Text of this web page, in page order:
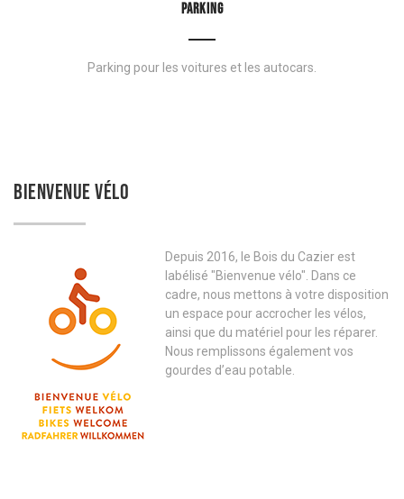
PARKING
Parking pour les voitures et les autocars.
BIENVENUE VÉLO
Depuis 2016, le Bois du Cazier est
labélisé "Bienvenue vélo". Dans ce
cadre, nous mettons à votre disposition
un espace pour accrocher les vélos,
ainsi que du matériel pour les réparer.
Nous remplissons également vos
gourdes d’eau potable.